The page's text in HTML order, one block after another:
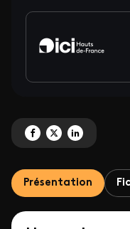
Partagez 'Vous allez être
Partagez 'Vous allez
Partagez 'Vous
Présentation